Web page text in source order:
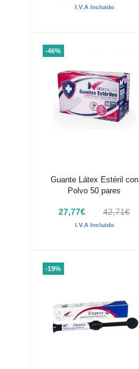
I.V.A Incluido
-46%
Añadir al carrito
Guante Látex Estéril con
Polvo 50 pares
27,77€ 42,71€
I.V.A Incluido
-19%